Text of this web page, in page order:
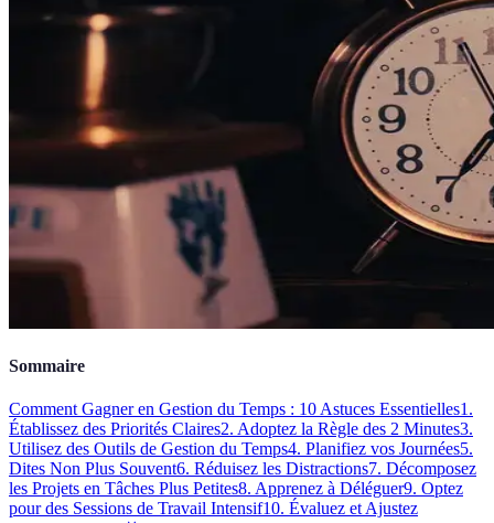
Sommaire
Comment Gagner en Gestion du Temps : 10 Astuces Essentielles1.
Établissez des Priorités Claires2. Adoptez la Règle des 2 Minutes3.
Utilisez des Outils de Gestion du Temps4. Planifiez vos Journées5.
Dites Non Plus Souvent6. Réduisez les Distractions7. Décomposez
les Projets en Tâches Plus Petites8. Apprenez à Déléguer9. Optez
pour des Sessions de Travail Intensif10. Évaluez et Ajustez